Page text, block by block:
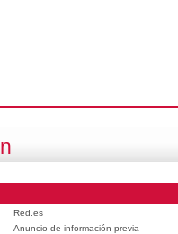
Red.es
Anuncio de información previa